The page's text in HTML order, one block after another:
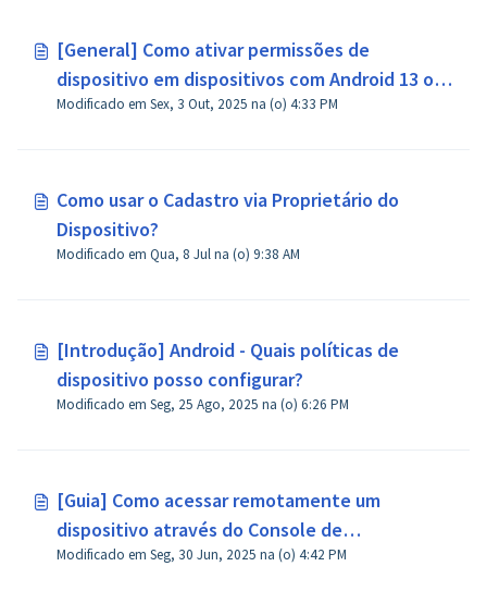
[General] Como ativar permissões de
dispositivo em dispositivos com Android 13 ou
superior?
Modificado em Sex, 3 Out, 2025 na (o) 4:33 PM
Como usar o Cadastro via Proprietário do
Dispositivo?
Modificado em Qua, 8 Jul na (o) 9:38 AM
[Introdução] Android - Quais políticas de
dispositivo posso configurar?
Modificado em Seg, 25 Ago, 2025 na (o) 6:26 PM
[Guia] Como acessar remotamente um
dispositivo através do Console de
Administração no AirDroid Business?
Modificado em Seg, 30 Jun, 2025 na (o) 4:42 PM